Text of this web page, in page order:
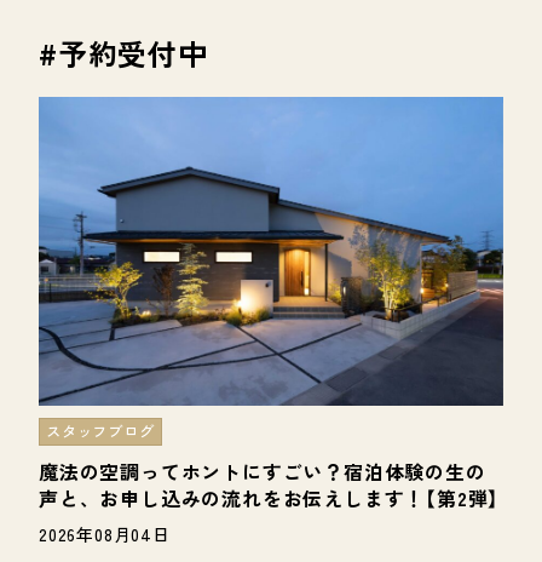
#予約受付中
魔法の空調ってホントにすごい？宿泊体験の生の
声と、お申し込みの流れをお伝えします！【第2弾】
スタッフブログ
2026年08月04日